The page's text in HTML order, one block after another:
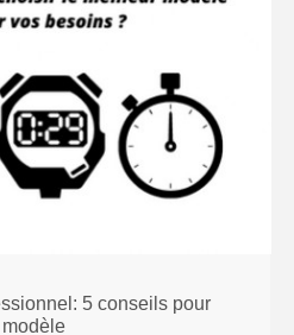
5 conseils pour